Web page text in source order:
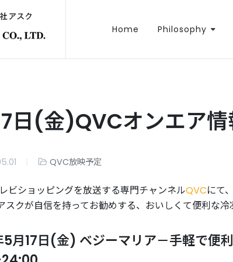
Home Philosophy
日(金)QVCオンエア
QVC放映予定
ビショッピングを放送する専門チャンネルQVCにて、
スクが自信を持ってお勧めする、おいしくて便利な冷
月17日(金) ベジーマリア－手軽で便